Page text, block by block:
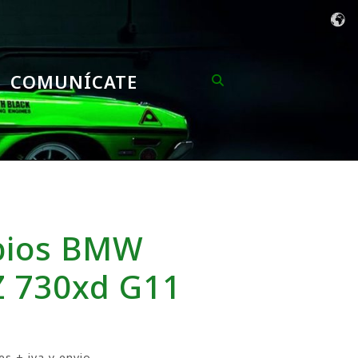
COMUNÍCATE
BMW
730xd G11